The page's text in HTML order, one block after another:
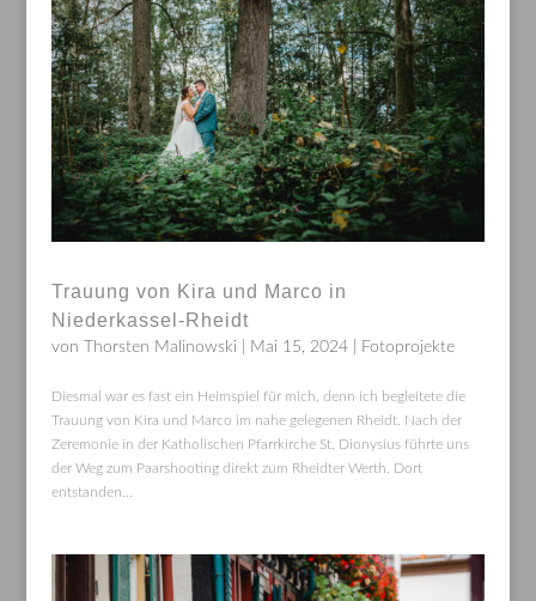
Trauung von Kira und Marco in
Niederkassel-Rheidt
von Thorsten Malinowski Mai 15, 2024| Fotoprojekte
Diesmal war es fast ein Heimspiel für mich, denn ich begleitete die
Trauung von Kira und Marco im nahe gelegenen Rheidt. Nach der
Zeremonie in der Katholischen Pfarrkirche St. Dionysius führte uns
der Weg zum Paarshooting direkt zum Rheidter Werth. Dort
entstanden...